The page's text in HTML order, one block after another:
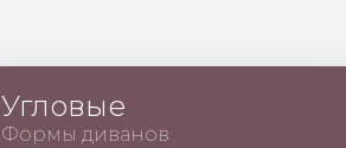
Угловые
Формы диванов